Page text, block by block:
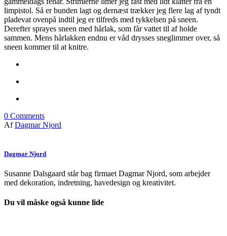
limpistol. Så er bunden lagt og dernæst trækker jeg flere lag af tyndt
pladevat ovenpå indtil jeg er tilfreds med tykkelsen på sneen.
Derefter sprayes sneen med hårlak, som får vattet til af holde
sammen. Mens hårlakken endnu er våd drysses sneglimmer over, så
sneen kommer til at knitre.
0 Comments
Af Dagmar Njord
Dagmar Njord
Susanne Dalsgaard står bag firmaet Dagmar Njord, som arbejder
med dekoration, indretning, havedesign og kreativitet.
Du vil måske også kunne lide